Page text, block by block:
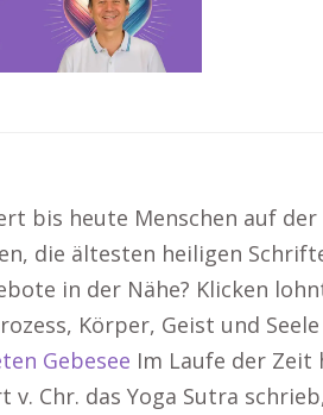
bis heute Menschen auf der
die ältesten heiligen
in der Nähe? Klicken
Körper, Geist und
Gebesee Im Laufe der Zeit
Chr. das Yoga Sutra